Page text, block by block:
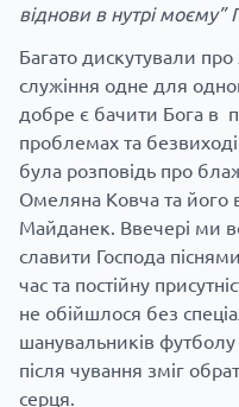
віднови в нутрі моєму”
Багато дискутували
служіння одне для
добре є бачити Бога в
проблемах та
була розповідь про
Омеляна Ковча та його
Майданек. Ввечері ми
славити Господа
час та постійну
не обійшлося без
шанувальників футболу
після чування зміг
серця.